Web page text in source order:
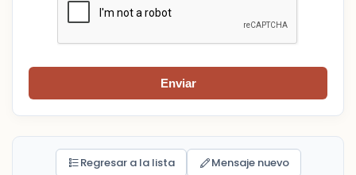
Enviar
Regresar a la lista Mensaje nuevo